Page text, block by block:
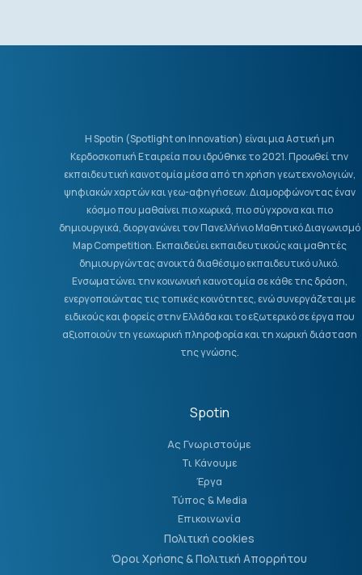
Η Spotin (Spotlight on Innovation) είναι μια Αστική μη
Κερδοσκοπική Εταιρεία που ιδρύθηκε το 2021. Προωθεί την
εκπαιδευτική καινοτομία μέσα από τη χρήση γεωτεχνολογιών,
ψηφιακών χαρτών και γεω-αφηγήσεων. Διαμορφώνοντας έναν
κόσμο που μαθαίνει πιο χωρικά, πιο σύγχρονα και πιο
δημιουργικά, διοργανώνει τον Πανελλήνιο Μαθητικό Διαγωνισμό
Map Competition. Εκπαιδεύει εκπαιδευτικούς και μαθητές
δημιουργώντας ανοικτά διαθέσιμο εκπαιδευτικό υλικό.
Ενσωματώνει την κοινωνική καινοτομία σε κάθε της δράση,
ενεργοποιώντας τις τοπικές κοινότητες, ενώ συνεργάζεται με
ειδικούς και φορείς στην Ελλάδα και το εξωτερικό σε έργα που
αξιοποιούν τη γεωχωρική πληροφορία και τη χωρική διάσταση
της γνώσης.
Spotin
Ας Γνωριστούμε
Τι Κάνουμε
Έργα
Τύπος & Media
Επικοινωνία
Πολιτική cookies
Όροι Χρήσης & Πολιτική Απορρήτου